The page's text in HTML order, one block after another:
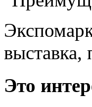
выставка,
Это